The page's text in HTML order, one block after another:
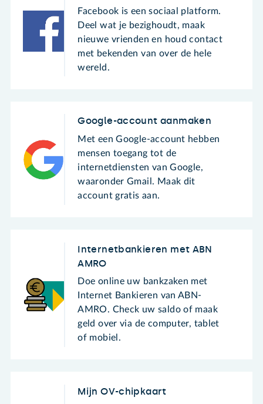
Facebook is een sociaal platform.
Deel wat je bezighoudt, maak
nieuwe vrienden en houd contact
met bekenden van over de hele
wereld.
Google-account aanmaken
Met een Google-account hebben
mensen toegang tot de
internetdiensten van Google,
waaronder Gmail. Maak dit
account gratis aan.
Internetbankieren met ABN
AMRO
Doe online uw bankzaken met
Internet Bankieren van ABN-
AMRO. Check uw saldo of maak
geld over via de computer, tablet
of mobiel.
Mijn OV-chipkaart